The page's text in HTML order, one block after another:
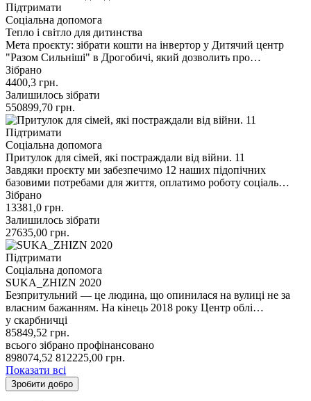
Підтримати
Соціальна допомога
Тепло і світло для дитинства
Мета проєкту: зібрати кошти на інвертор у Дитячий центр
"Разом Сильніші" в Дрогобичі, який дозволить про…
Зібрано
4400,3 грн.
Залишилось зібрати
550899,70 грн.
Підтримати
Соціальна допомога
Притулок для сімей, які постраждали від війни. 11
Завдяки проєкту ми забезпечимо 12 наших підопічних
базовими потребами для життя, оплатимо роботу соціаль…
Зібрано
13381,0 грн.
Залишилось зібрати
27635,00 грн.
Підтримати
Соціальна допомога
SUKA_ZHIZN 2020
Безпритульний — це людина, що опинилася на вулиці не за
власним бажанням. На кінець 2018 року Центр облі…
у скарбничці
85849,52 грн.
всього зібрано профінансовано
898074,52 812225,00 грн.
Показати всі
Зробити добро